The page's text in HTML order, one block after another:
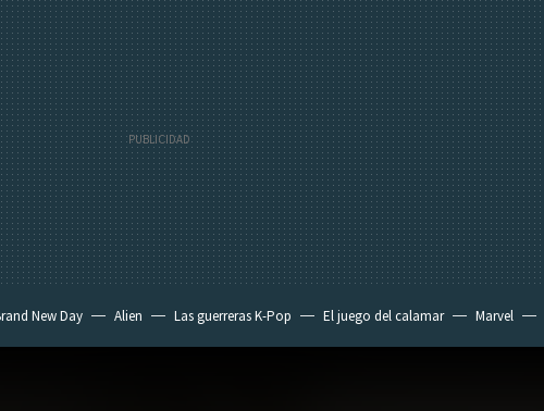
New Day Alien Las guerreras K-Pop El juego del calamar Marvel